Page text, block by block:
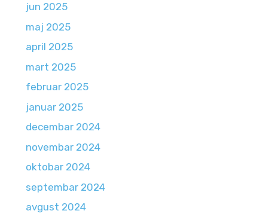
jun 2025
maj 2025
april 2025
mart 2025
februar 2025
januar 2025
decembar 2024
novembar 2024
oktobar 2024
septembar 2024
avgust 2024